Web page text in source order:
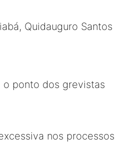
Quidauguro Santos
o ponto dos grevistas
nos processos